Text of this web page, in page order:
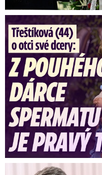
Třeštíková (44) o otci